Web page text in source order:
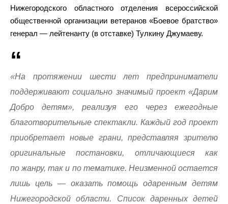
Нижегородского областного отделения всероссийской
общественной организации ветеранов «Боевое братство»
генерал — лейтенанту (в отставке) Тулкину Джумаеву.
«На протяжении шести лет предприниматели
поддерживают социально значимый проект «Дарим
Добро детям», реализуя его через ежегодные
благотворительные спектакли. Каждый год проект
приобретает новые грани, представляя зрителю
оригинальные постановки, отличающиеся как
по жанру, так и по тематике. Неизменной остается
лишь цель — оказать помощь одаренным детям
Нижегородской области. Список даренных детей